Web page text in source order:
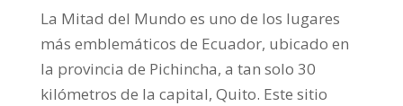
La Mitad del Mundo es uno de los lugares
más emblemáticos de Ecuador, ubicado en
la provincia de Pichincha, a tan solo 30
kilómetros de la capital, Quito. Este sitio